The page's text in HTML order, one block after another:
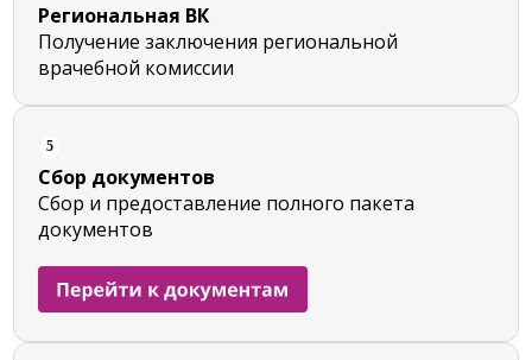
Региональная ВК
Получение заключения региональной
врачебной комиссии
5
Сбор документов
Сбор и предоставление полного пакета
документов